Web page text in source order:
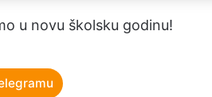
u novu školsku godinu!